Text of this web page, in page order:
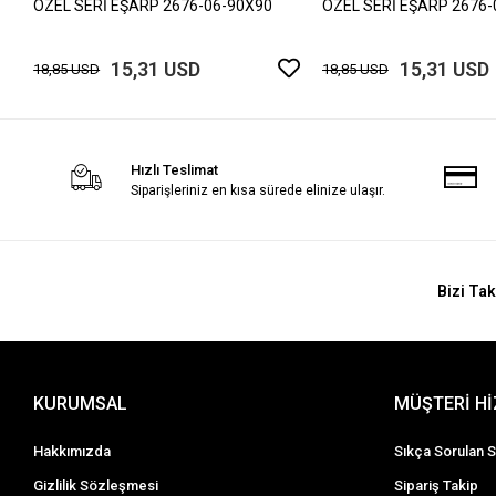
ÖZEL SERİ EŞARP 2676-06-90X90
18,85 USD 15,31 USD
ÖZEL SERİ EŞARP
18,85 USD 15,31 USD
Hızlı Teslimat
Siparişleriniz en kısa sürede elinize ulaşır.
Bizi
KURUMSAL
Hakkımızda
Gizlilik Sözleşmesi
MÜŞTERİ
Sıkça Sorulan
Sipariş Takip